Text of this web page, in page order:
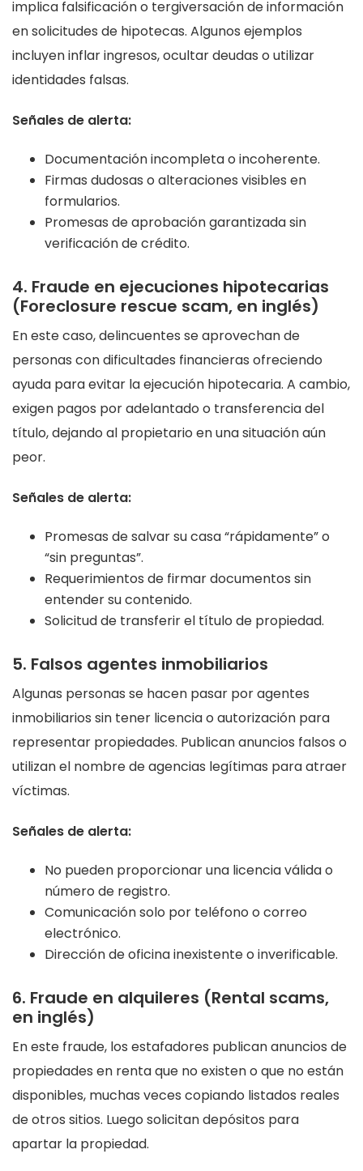
implica falsificación o tergiversación de información
en solicitudes de hipotecas. Algunos ejemplos
incluyen inflar ingresos, ocultar deudas o utilizar
identidades falsas.
Señales de alerta:
Documentación incompleta o incoherente.
Firmas dudosas o alteraciones visibles en
formularios.
Promesas de aprobación garantizada sin
verificación de crédito.
4. Fraude en ejecuciones hipotecarias
(Foreclosure rescue scam, en inglés)
En este caso, delincuentes se aprovechan de
personas con dificultades financieras ofreciendo
ayuda para evitar la ejecución hipotecaria. A cambio,
exigen pagos por adelantado o transferencia del
título, dejando al propietario en una situación aún
peor.
Señales de alerta:
Promesas de salvar su casa “rápidamente” o
“sin preguntas”.
Requerimientos de firmar documentos sin
entender su contenido.
Solicitud de transferir el título de propiedad.
5. Falsos agentes inmobiliarios
Algunas personas se hacen pasar por agentes
inmobiliarios sin tener licencia o autorización para
representar propiedades. Publican anuncios falsos o
utilizan el nombre de agencias legítimas para atraer
víctimas.
Señales de alerta:
No pueden proporcionar una licencia válida o
número de registro.
Comunicación solo por teléfono o correo
electrónico.
Dirección de oficina inexistente o inverificable.
6. Fraude en alquileres (Rental scams,
en inglés)
En este fraude, los estafadores publican anuncios de
propiedades en renta que no existen o que no están
disponibles, muchas veces copiando listados reales
de otros sitios. Luego solicitan depósitos para
apartar la propiedad.